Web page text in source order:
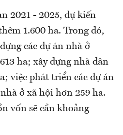
2021 - 2025, dự kiến
1.600 ha. Trong đó,
các dự án nhà ở
ha; xây dựng nhà dân
việc phát triển các dự án
ở xã hội hơn 259 ha.
vốn sẽ cần khoảng